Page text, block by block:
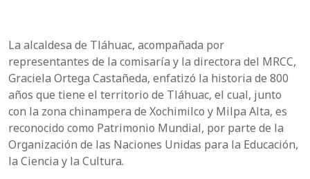
La alcaldesa de Tláhuac, acompañada por
representantes de la comisaría y la directora del MRCC,
Graciela Ortega Castañeda, enfatizó la historia de 800
años que tiene el territorio de Tláhuac, el cual, junto
con la zona chinampera de Xochimilco y Milpa Alta, es
reconocido como Patrimonio Mundial, por parte de la
Organización de las Naciones Unidas para la Educación,
la Ciencia y la Cultura.